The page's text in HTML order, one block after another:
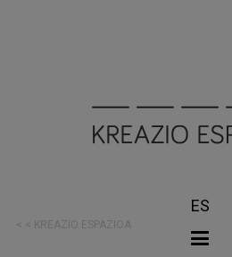
< < KREAZIO ESPAZIOA
ES